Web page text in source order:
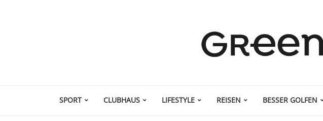
SPORT CLUBHAUS LIFESTYLE REISEN BESSER GOLFEN